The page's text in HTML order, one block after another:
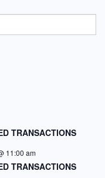
TRANSACTIONS
11:00 am
TRANSACTIONS